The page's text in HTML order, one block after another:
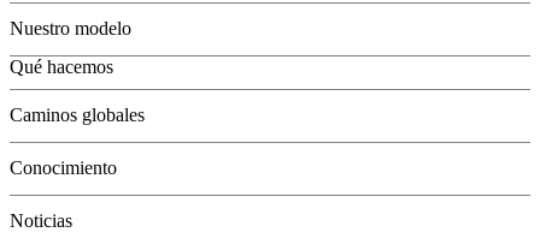
Nuestro modelo
Qué hacemos
Jóvenes
Adultos
Grandes
Conservación
Caminos globales
Conocimiento
Noticias